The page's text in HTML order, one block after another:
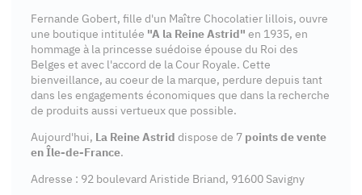
Fernande Gobert, fille d'un Maître Chocolatier lillois, ouvre
une boutique intitulée "A la Reine Astrid" en 1935, en
hommage à la princesse suédoise épouse du Roi des
Belges et avec l'accord de la Cour Royale. Cette
bienveillance, au coeur de la marque, perdure depuis tant
dans les engagements économiques que dans la recherche
de produits aussi vertueux que possible.
Aujourd'hui, La Reine Astrid dispose de 7 points de vente
en Île-de-France.
Adresse : 92 boulevard Aristide Briand, 91600 Savigny